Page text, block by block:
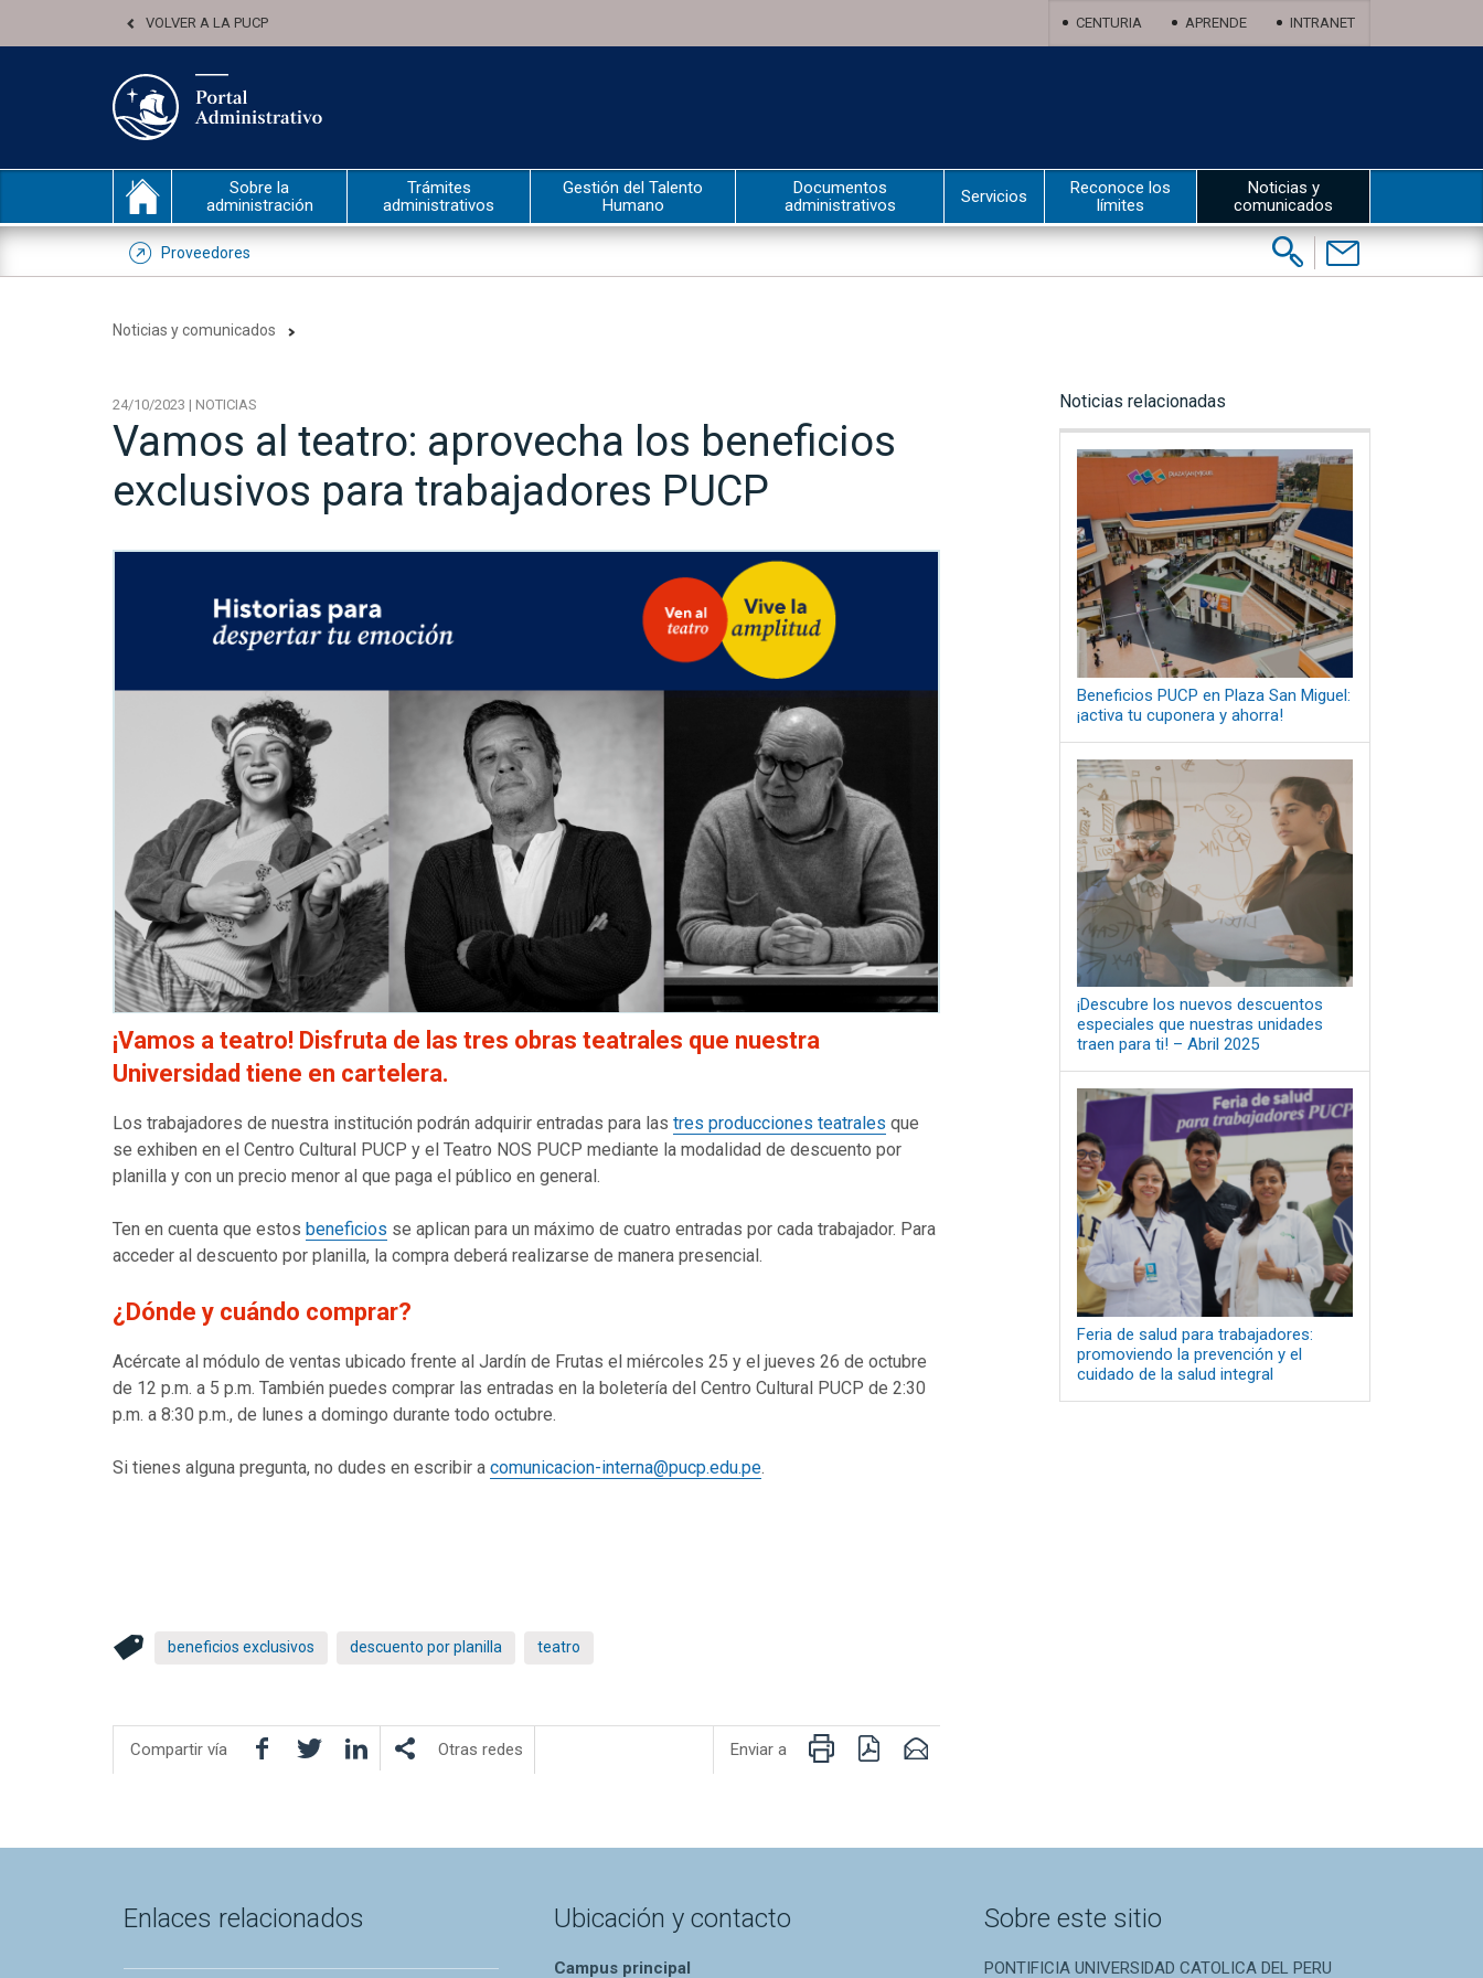
VOLVER A LA PUCP CENTURIA APRENDE INTRANET
Sobre la
administración
Trámites
administrativos
Gestión del Talento
Humano
Documentos
administrativos
Servicios
Reconoce los
límites
Noticias y
comunicados
Proveedores Buscar:
Contáctenos
Noticias y comunicados
24/10/2023 | NOTICIAS
Vamos al teatro: aprovecha los beneficios
exclusivos para trabajadores PUCP
¡Vamos a teatro! Disfruta de las tres obras teatrales que nuestra
Universidad tiene en cartelera.
Los trabajadores de nuestra institución podrán adquirir entradas para las tres producciones teatrales que
se exhiben en el Centro Cultural PUCP y el Teatro NOS PUCP mediante la modalidad de descuento por
planilla y con un precio menor al que paga el público en general.
Ten en cuenta que estos beneficios se aplican para un máximo de cuatro entradas por cada trabajador. Para
acceder al descuento por planilla, la compra deberá realizarse de manera presencial.
¿Dónde y cuándo comprar?
Acércate al módulo de ventas ubicado frente al Jardín de Frutas el miércoles 25 y el jueves 26 de octubre
de 12 p.m. a 5 p.m. También puedes comprar las entradas en la boletería del Centro Cultural PUCP de 2:30
p.m. a 8:30 p.m., de lunes a domingo durante todo octubre.
Si tienes alguna pregunta, no dudes en escribir a comunicacion-interna@pucp.edu.pe.
beneficios exclusivos descuento por planilla teatro
Compartir vía FacebookTwitterLinkedIn Otras redes Enviar a ImprimirPDF Email
Noticias relacionadas
Beneficios PUCP en Plaza San Miguel:
¡activa tu cuponera y ahorra!
¡Descubre los nuevos descuentos
especiales que nuestras unidades
traen para ti! – Abril 2025
Feria de salud para trabajadores:
promoviendo la prevención y el
cuidado de la salud integral
Enlaces relacionados Ubicación y contacto
Campus principal
Sobre este sitio
PONTIFICIA UNIVERSIDAD CATOLICA DEL PERU